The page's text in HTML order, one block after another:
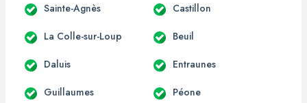
Sainte-Agnès Castillon
La Colle-sur-Loup Beuil
Daluis Entraunes
Guillaumes Péone